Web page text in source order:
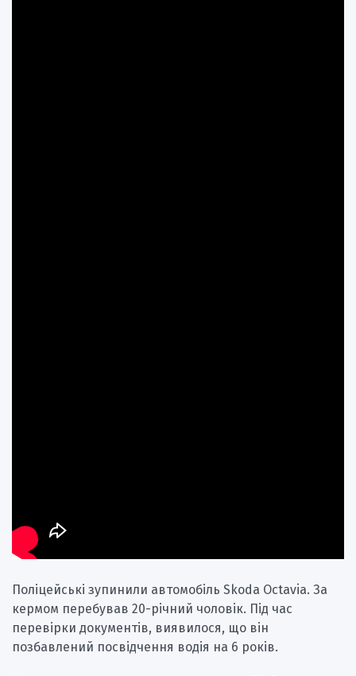
Поліцейські зупинили автомобіль Skoda Octavia. За
кермом перебував 20-річний чоловік. Під час
перевірки документів, виявилося, що він
позбавлений посвідчення водія на 6 років.